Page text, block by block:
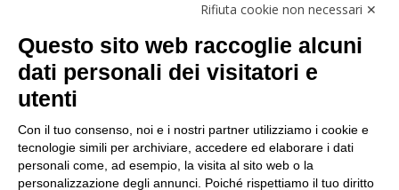
Facebook
Linkedin
I nostri punti di ritiro e spedizione pacchi nelle
maggiori città italiane
Torino|Milano|Roma|Bologna|Firenze| Genova
Napoli|Varese
Rifiuta cookie non necessari ✕
Questo sito web raccoglie alcuni
dati personali dei visitatori e
utenti
Con il tuo consenso, noi e i nostri partner utilizziamo i cookie e
tecnologie simili per archiviare, accedere ed elaborare i dati
personali come, ad esempio, la visita al sito web o la
personalizzazione degli annunci. Poiché rispettiamo il tuo diritto